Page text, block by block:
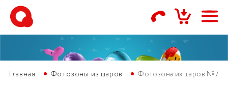
Главная Фотозоны из шаров Фотозона из шаров №7